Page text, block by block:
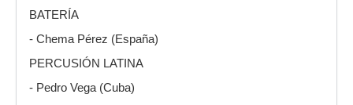
BATERÍA
- Chema Pérez (España)
PERCUSIÓN LATINA
- Pedro Vega (Cuba)